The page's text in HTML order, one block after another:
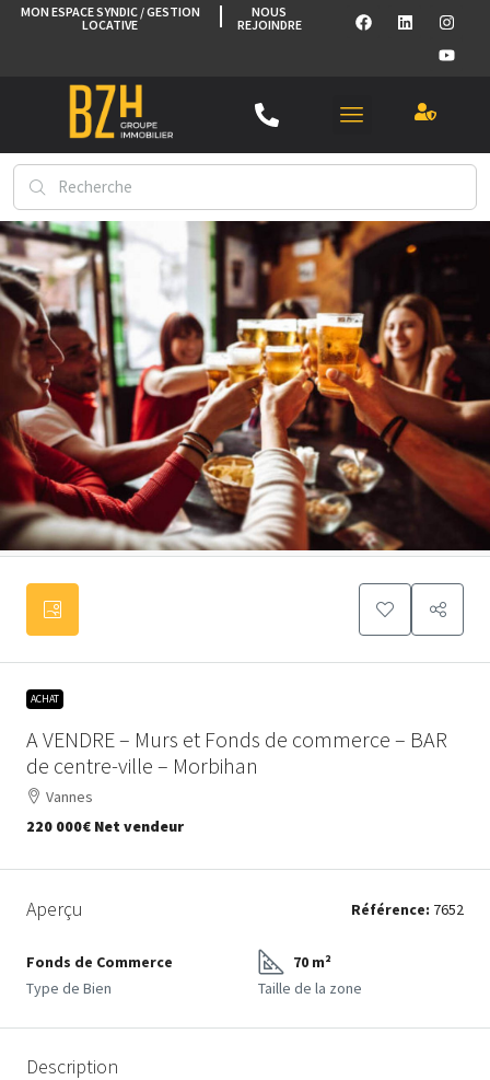
MON ESPACE SYNDIC / GESTION
LOCATIVE
NOUS
REJOINDRE
ACHAT
A VENDRE – Murs et Fonds de commerce – BAR
de centre-ville – Morbihan
Vannes
220 000€ Net vendeur
Aperçu Référence: 7652
Fonds de Commerce
Type de Bien
70 m²
Taille de la zone
Description